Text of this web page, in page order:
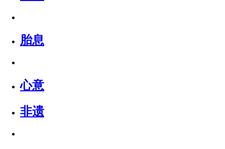
胎息
心意
非遗